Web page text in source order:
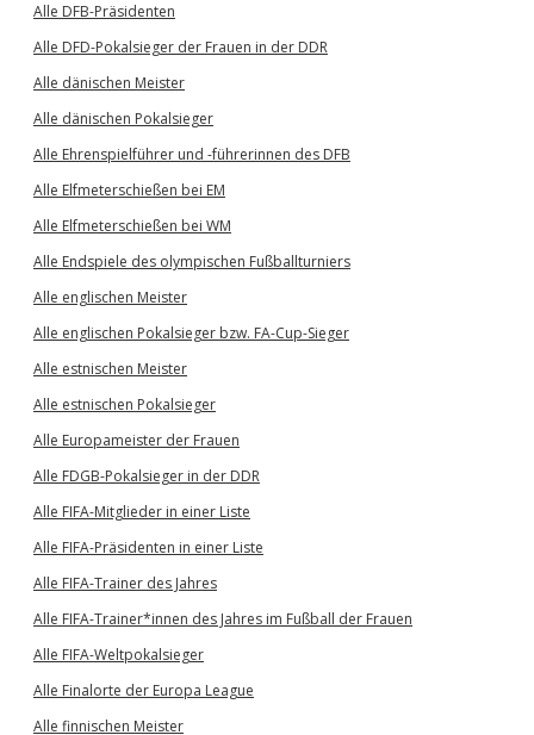
Alle DFB-Präsidenten
Alle DFD-Pokalsieger der Frauen in der DDR
Alle dänischen Meister
Alle dänischen Pokalsieger
Alle Ehrenspielführer und -führerinnen des DFB
Alle Elfmeterschießen bei EM
Alle Elfmeterschießen bei WM
Alle Endspiele des olympischen Fußballturniers
Alle englischen Meister
Alle englischen Pokalsieger bzw. FA-Cup-Sieger
Alle estnischen Meister
Alle estnischen Pokalsieger
Alle Europameister der Frauen
Alle FDGB-Pokalsieger in der DDR
Alle FIFA-Mitglieder in einer Liste
Alle FIFA-Präsidenten in einer Liste
Alle FIFA-Trainer des Jahres
Alle FIFA-Trainer*innen des Jahres im Fußball der Frauen
Alle FIFA-Weltpokalsieger
Alle Finalorte der Europa League
Alle finnischen Meister